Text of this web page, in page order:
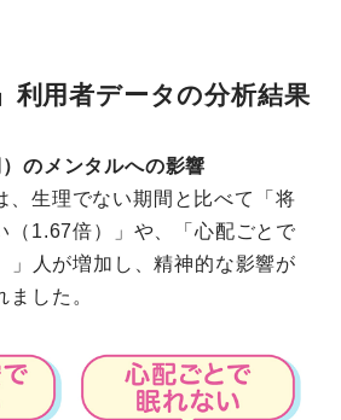
利用者データの分析結果
のメンタルへの影響
、生理でない期間と比べて「将
（1.67倍）」や、「心配ごとで
」人が増加し、精神的な影響が
した。